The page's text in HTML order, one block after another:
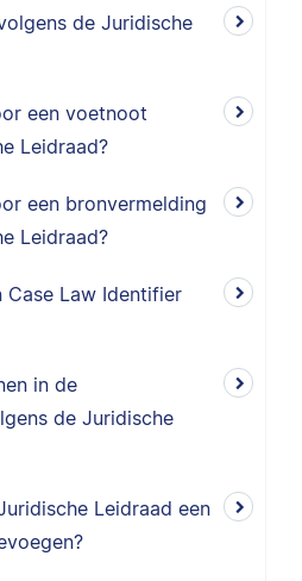
de Juridische
een voetnoot
Leidraad?
een bronvermelding
Leidraad?
Case Law Identifier
in de
de Juridische
Leidraad een